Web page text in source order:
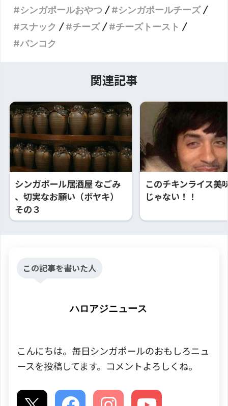
シンガポールおやつ
シンガポールチーズ
スナック
チーズ
チーズトースト
バンコク
関連記事
シンガポール居酒屋 なごみ
、切実なお願い（ボヤキ）
その３
このチキンライス美
じゃない！！
この記事を書いた人
ハロアジニュース
こんにちは。毎日シンガポールのおもしろニュ
ースを投稿してます。コメントよろしくね。